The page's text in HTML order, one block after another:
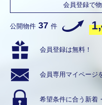
会員登録で
公開物件 37 件
会員登録は無料！
会員専用 マイページ
希望条件に合う 新着